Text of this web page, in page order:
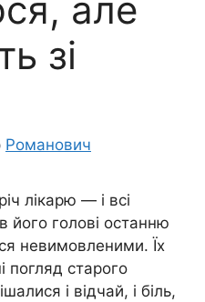
зі
Романович
лікарю — і всі
його голові останню
невимовленими. Їх
старого
і відчай, і бiль,